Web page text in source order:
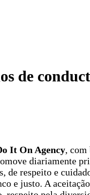
de
It On Agency, com
diariamente
de respeito e
e justo. A